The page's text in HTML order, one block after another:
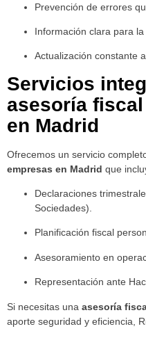
Prevención de errores
Información clara para
Actualización constante
Servicios
asesoría
en Madrid
Ofrecemos un servicio
empresas en Madrid que
Declaraciones
Sociedades).
Planificación fiscal
Asesoramiento en
Representación ante
Si necesitas una asesoría
aporte seguridad y eficiencia,